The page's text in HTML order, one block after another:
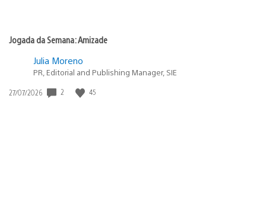
Jogada da Semana: Amizade
Julia Moreno
PR, Editorial and Publishing Manager, SIE
Data
27/07/2026 2 45